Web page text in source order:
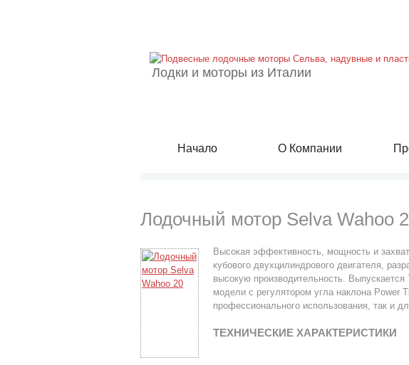
Лодки и моторы из Италии
Начало О Компании
Лодочный мотор Selva Wahoo
Высокая эффективность, мощность и
кубового двухцилиндрового двигателя,
высокую производительность.
модели с регулятором угла наклона Power
профессионального использования, так и
ТЕХНИЧЕСКИЕ ХАРАКТЕРИСТИКИ